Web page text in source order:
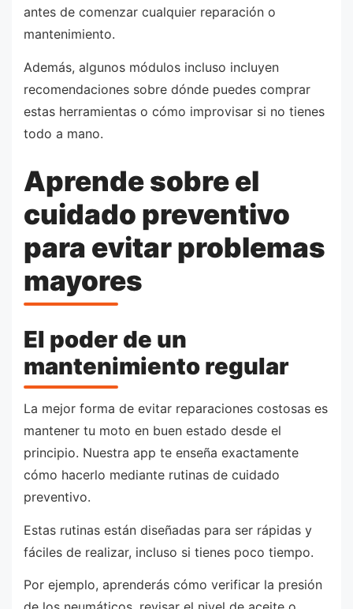
antes de comenzar cualquier reparación o
mantenimiento.
Además, algunos módulos incluso incluyen
recomendaciones sobre dónde puedes comprar
estas herramientas o cómo improvisar si no tienes
todo a mano.
Aprende sobre el
cuidado preventivo
para evitar problemas
mayores
El poder de un
mantenimiento regular
La mejor forma de evitar reparaciones costosas es
mantener tu moto en buen estado desde el
principio. Nuestra app te enseña exactamente
cómo hacerlo mediante rutinas de cuidado
preventivo.
Estas rutinas están diseñadas para ser rápidas y
fáciles de realizar, incluso si tienes poco tiempo.
Por ejemplo, aprenderás cómo verificar la presión